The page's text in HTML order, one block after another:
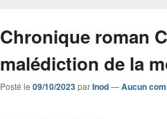
Chronique roman
malédiction de la
Posté le 09/10/2023parInod—Aucun